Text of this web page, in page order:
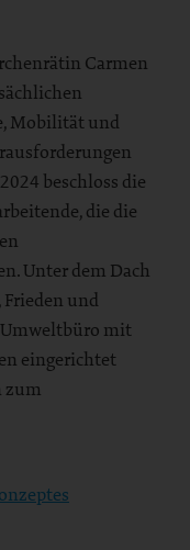
Carmen
Mobilität und
beschloss die
die die
Unter dem Dach
und
Umweltbüro mit
eingerichtet
zum